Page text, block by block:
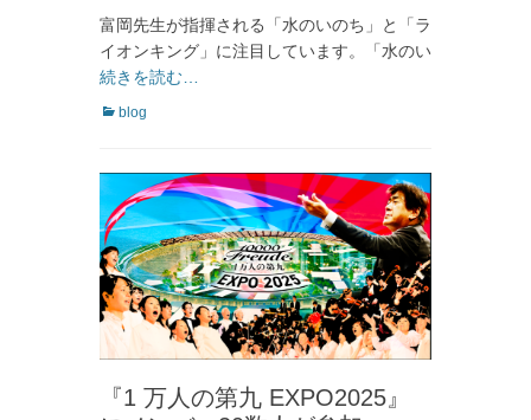
日
者
富岡先生が指揮される「水のいのち」と「ラ
イオンキング」に注目しています。「水のい
続きを読む…
カ
リ
ー
blog
『1 万人の第九 EXPO2025』